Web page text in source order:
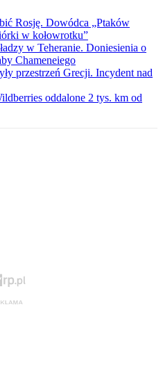
Rosję. Dowódca „Ptaków
w kołowrotku”
w Teheranie. Doniesienia o
Chameneiego
przestrzeń Grecji. Incydent nad
oddalone 2 tys. km od